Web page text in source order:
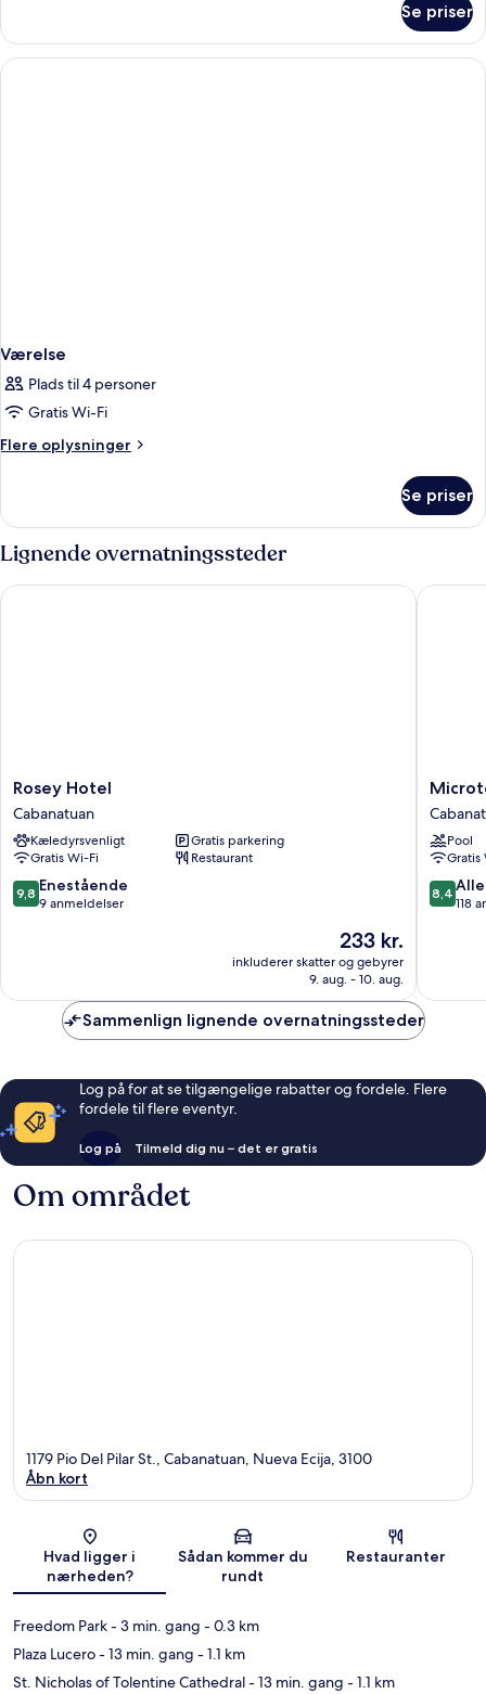
Se priser
Værelse
Plads til 4 personer
Gratis Wi-Fi
Flere oplysninger
Flere
Se priser
Lignende overnatningssteder
Rosey
Hotel
Cabanatuan
Rosey Hotel
Cabanatuan
Kæledyrsvenligt
Gratis parkering
Gratis Wi-Fi
Restaurant
9.8
ud
anmeldelser
9,8 Enestående
9 anmeldelser
Prisen
233 kr.
233 kr.
inkluderer skatter og gebyrer
9. aug. - 10. aug.
Rosey Hotel
Microtel
Inn
by
Pool
Gratis
8.4
ud
8,4
118
Microtel
Sammenlign lignende overnatningssteder
Log på for at se tilgængelige rabatter og fordele. Flere
fordele til flere eventyr.
Log på Tilmeld dig nu – det er gratis
Om området
Kort
1179 Pio Del Pilar St., Cabanatuan, Nueva Ecija, 3100
Åbn kort
Hvad ligger i
nærheden?
Sådan kommer du
rundt
Restauranter
Freedom Park- 3 min. gang - 0.3 km
Plaza Lucero- 13 min. gang - 1.1 km
St. Nicholas of Tolentine Cathedral- 13 min. gang - 1.1 km